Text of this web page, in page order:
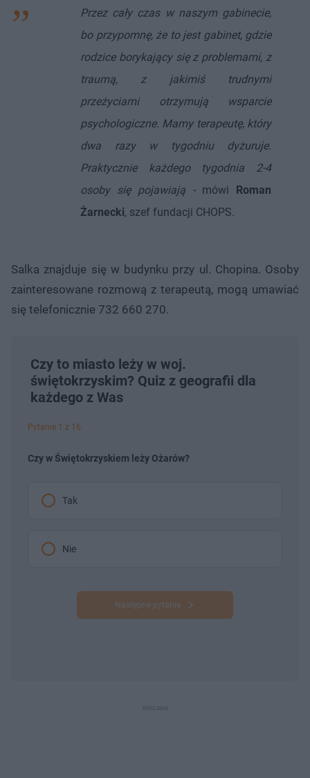
Przez cały czas w naszym gabinecie,
bo przypomnę, że to jest gabinet, gdzie
rodzice borykający się z problemami, z
traumą, z jakimiś trudnymi
przeżyciami otrzymują wsparcie
psychologiczne. Mamy terapeutę, który
dwa razy w tygodniu dyżuruje.
Praktycznie każdego tygodnia 2-4
osoby się pojawiają - mówi Roman
Żarnecki, szef fundacji CHOPS.
Salka znajduje się w budynku przy ul. Chopina. Osoby
zainteresowane rozmową z terapeutą, mogą umawiać
się telefonicznie 732 660 270.
Czy to miasto leży w woj.
świętokrzyskim? Quiz z geografii dla
każdego z Was
Pytanie 1 z 16
Czy w Świętokrzyskiem leży Ożarów?
Tak
Nie
Następne pytanie